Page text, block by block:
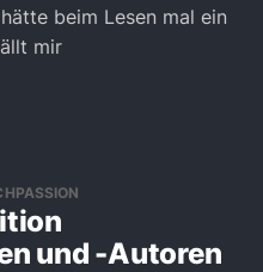
beim Lesen mal ein
mir
und -Autoren